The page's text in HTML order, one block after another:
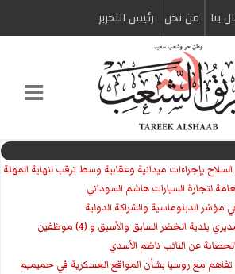
بنا من نحن رئیس التحریر
بإجراءات ميدانية وعقابية وسط ترقب لنهاية المهلة
لتجارة السيارات هاشم السوداني
الخضر السابق والأسبق و (4) موظفين
عن النائب ناظم الأسدي
تفاهم مع روسيا بشأن المواقع العسكرية في حميميم